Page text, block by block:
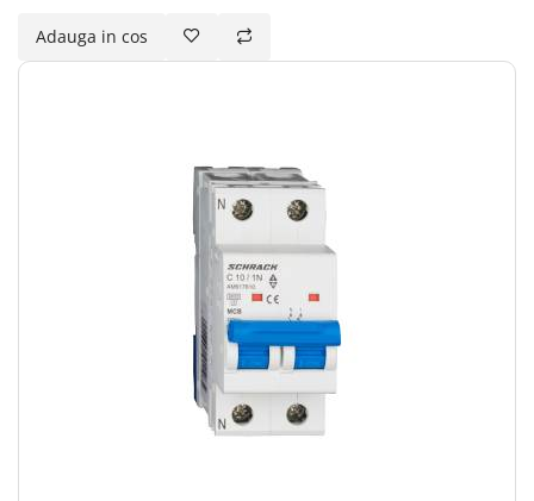
Adauga in cos